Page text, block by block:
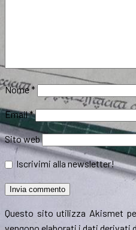
Nome*
Email*
Sito web
Iscrivimi alla newsletter!
Questo sito utilizza Akismet
vengono elaborati i dati derivati